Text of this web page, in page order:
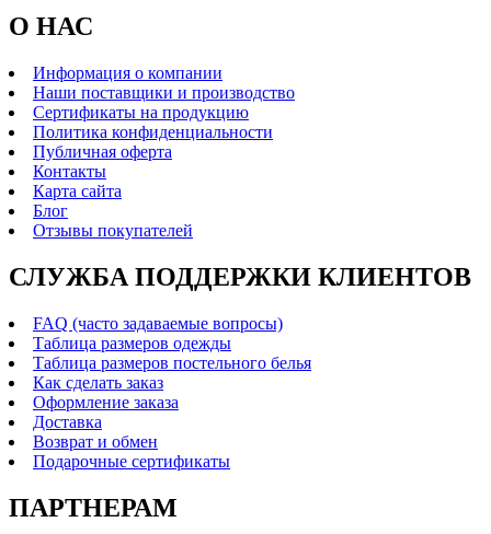
О НАС
Информация о компании
Наши поставщики и производство
Сертификаты на продукцию
Политика конфиденциальности
Публичная оферта
Контакты
Карта сайта
Блог
Отзывы покупателей
СЛУЖБА ПОДДЕРЖКИ КЛИЕНТОВ
FAQ (часто задаваемые вопросы)
Таблица размеров одежды
Таблица размеров постельного белья
Как сделать заказ
Оформление заказа
Доставка
Возврат и обмен
Подарочные сертификаты
ПАРТНЕРАМ